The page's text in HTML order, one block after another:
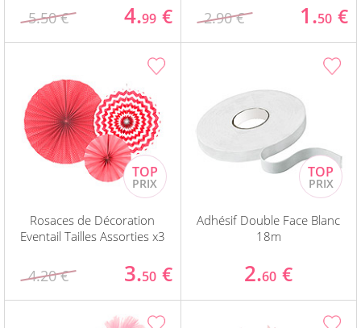
5.50 € 4.99 € 2.90 € 1.50 €
Rosaces de Décoration
Eventail Tailles Assorties x3
4.20 € 3.50 €
Adhésif Double Face Blanc
18m
2.60 €